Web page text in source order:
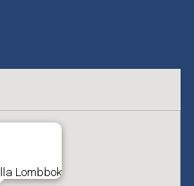
Lombbok